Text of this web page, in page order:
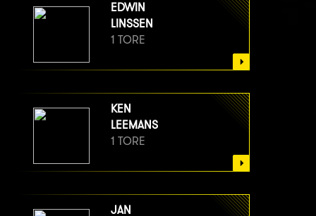
EDWIN
LINSSEN
1 TORE
KEN
LEEMANS
1 TORE
JAN